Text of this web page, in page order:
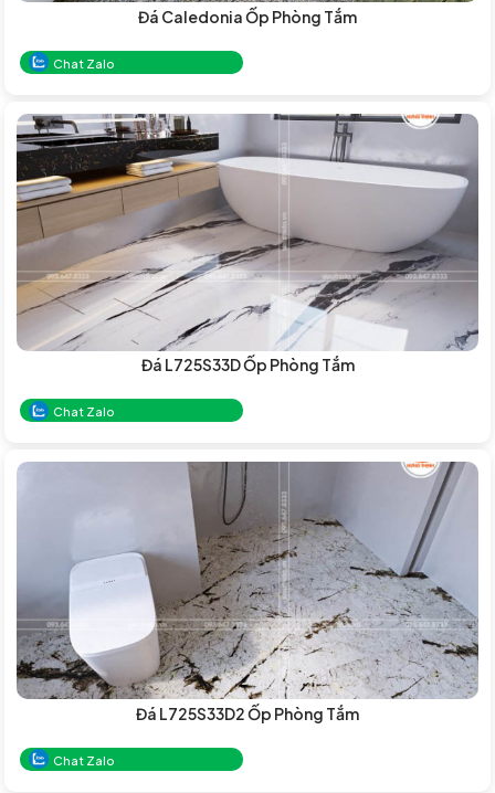
Đá Caledonia Ốp Phòng Tắm
Chat Zalo
Đá L725S33D Ốp Phòng Tắm
Chat Zalo
Đá L725S33D2 Ốp Phòng Tắm
Chat Zalo